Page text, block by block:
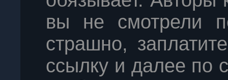
вы не смотрели
страшно,
ссылку и далее по